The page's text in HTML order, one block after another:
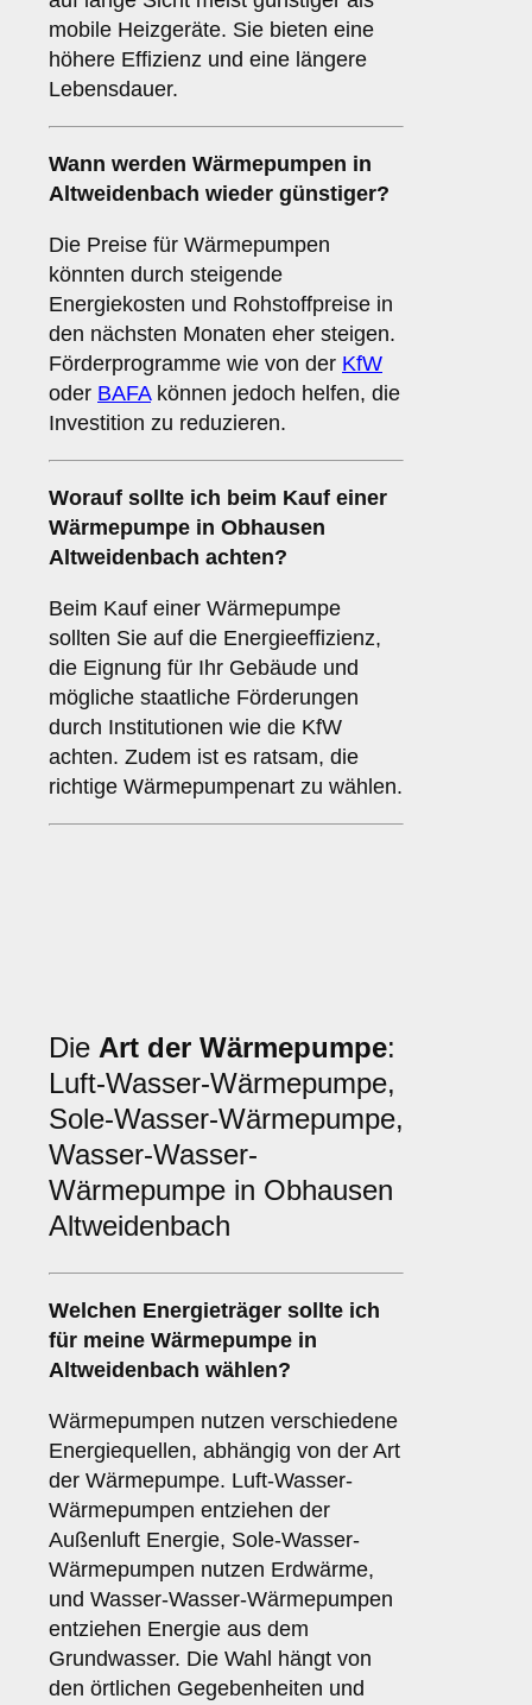
mobile Heizgeräte. Sie bieten eine
höhere Effizienz und eine längere
Lebensdauer.
Wann werden Wärmepumpen in
Altweidenbach wieder günstiger?
Die Preise für Wärmepumpen
könnten durch steigende
Energiekosten und Rohstoffpreise in
den nächsten Monaten eher steigen.
Förderprogramme wie von der KfW
oder BAFAkönnen jedoch helfen, die
Investition zu reduzieren.
Worauf sollte ich beim Kauf einer
Wärmepumpe in Obhausen
Altweidenbach achten?
Beim Kauf einer Wärmepumpe
sollten Sie auf die Energieeffizienz,
die Eignung für Ihr Gebäude und
mögliche staatliche Förderungen
durch Institutionen wie die KfW
achten. Zudem ist es ratsam, die
richtige Wärmepumpenart zu wählen.
Die Art der Wärmepumpe:
Luft-Wasser-Wärmepumpe,
Sole-Wasser-Wärmepumpe,
Wasser-Wasser-
Wärmepumpe in Obhausen
Altweidenbach
Welchen Energieträger sollte ich
für meine Wärmepumpe in
Altweidenbach wählen?
Wärmepumpen nutzen verschiedene
Energiequellen, abhängig von der Art
der Wärmepumpe. Luft-Wasser-
Wärmepumpen entziehen der
Außenluft Energie, Sole-Wasser-
Wärmepumpen nutzen Erdwärme,
und Wasser-Wasser-Wärmepumpen
entziehen Energie aus dem
Grundwasser. Die Wahl hängt von
den örtlichen Gegebenheiten und